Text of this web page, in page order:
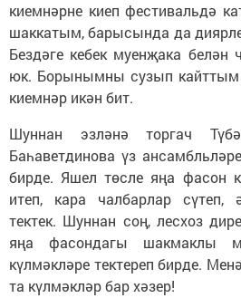
киемнәрне киеп фестивальдә
шаккатым, барысында да
Бездәге кебек муенҗака белән
юк. Борынымны сузып кайттым
киемнәр икән бит.
Шуннан эзләнә торгач
Баһаветдинова үз
бирде. Яшел төсле яңа фасон
итеп, кара чалбарлар сүтеп,
тектек. Шуннан соң, лесхоз
яңа фасондагы шакмаклы
күлмәкләре тектереп бирде.
та күлмәкләр бар хәзер!